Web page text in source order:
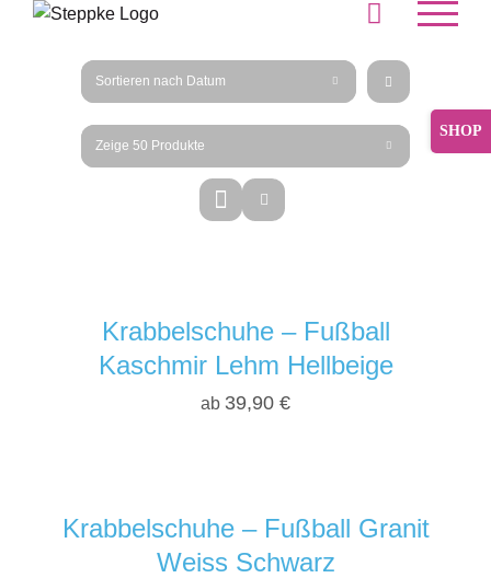
Sortieren nach Datum
Zeige 50 Produkte
Krabbelschuhe – Fußball
Kaschmir Lehm Hellbeige
ab 39,90 €
Krabbelschuhe – Fußball Granit
Weiss Schwarz
Toggle
Sliding